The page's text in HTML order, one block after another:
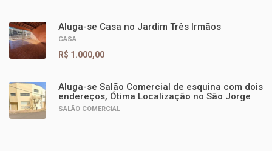
Aluga-se Casa no Jardim Três Irmãos
CASA
R$ 1.000,00
Aluga-se Salão Comercial de esquina com dois
endereços, Ótima Localização no São Jorge
SALÃO COMERCIAL